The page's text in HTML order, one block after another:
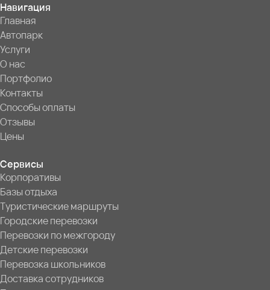
Навигация
Главная
Автопарк
Услуги
О нас
Портфолио
Контакты
Способы оплаты
Отзывы
Цены
Сервисы
Корпоративы
Базы отдыха
Туристические маршруты
Городские перевозки
Перевозки по межгороду
Детские перевозки
Перевозка школьников
Доставка сотрудников